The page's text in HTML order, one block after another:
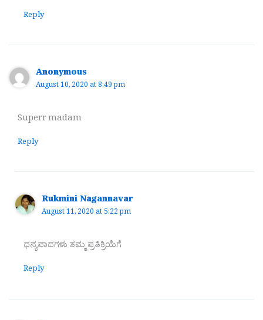
Reply
Anonymous
August 10, 2020 at 8:49 pm
Superr madam
Reply
Rukmini Nagannavar
August 11, 2020 at 5:22 pm
ಧನ್ಯವಾದಗಳು ತಮ್ಮ‌ ಪ್ರತಿಕ್ರಿಯೆಗೆ
Reply